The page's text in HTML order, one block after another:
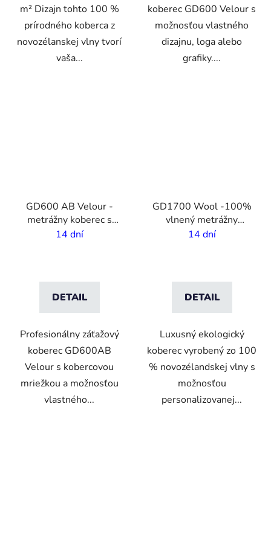
m² Dizajn tohto 100 %
prírodného koberca z
novozélanskej vlny tvorí
vaša...
koberec GD600 Velour s
možnosťou vlastného
dizajnu, loga alebo
grafiky....
GD600 AB Velour -
metrážny koberec s
vlastnou potlačou - 2m
14 dní
DETAIL
Profesionálny záťažový
koberec GD600AB
Velour s kobercovou
mriežkou a možnosťou
vlastného...
GD1700 Wool -100%
vlnený metrážny
koberec s vlastnou
14 dní
DETAIL
Luxusný ekologický
koberec vyrobený zo 100
% novozélandskej vlny s
možnosťou
personalizovanej...